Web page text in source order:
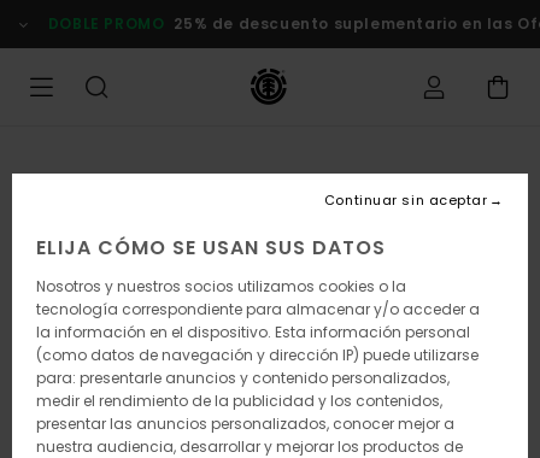
la
DOBLE PROMO 25% de descuento suplementario en las
ELIJA CÓMO SE USAN SUS DATOS
Nosotros y nuestros socios utilizamos cookies o la
tecnología correspondiente para almacenar y/o acceder a
la información en el dispositivo. Esta información personal
(como datos de navegación y dirección IP) puede utilizarse
para: presentarle anuncios y contenido personalizados,
medir el rendimiento de la publicidad y los contenidos,
presentar las anuncios personalizados, conocer mejor a
nuestra audiencia, desarrollar y mejorar los productos de
Continuar sin aceptar